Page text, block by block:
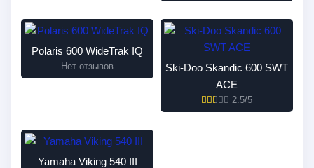
Polaris 600 WideTrak IQ
Нет отзывов
Ski-Doo Skandic 600 SWT
ACE
2.5/5
Yamaha Viking 540 III